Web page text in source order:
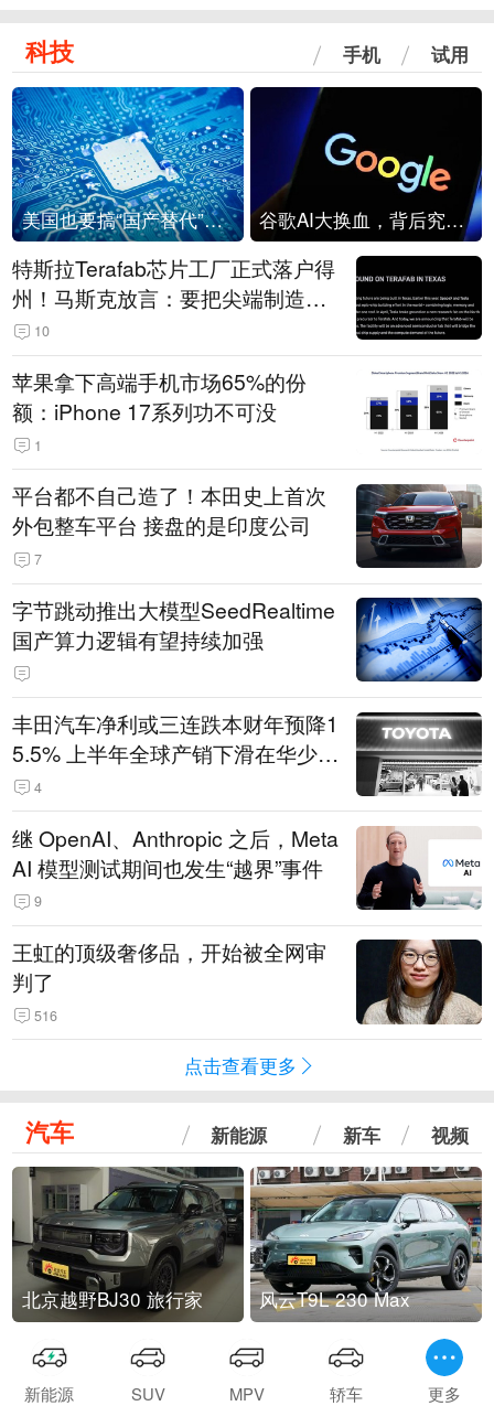
科技 手机 试用
美国也要搞“国产替代”？先算清三笔账 谷歌AI大换血，背后究竟发生了什么？
特斯拉Terafab芯片工厂正式落户得
州！马斯克放言：要把尖端制造带
回美国
10
苹果拿下高端手机市场65%的份
额：iPhone 17系列功不可没
1
平台都不自己造了！本田史上首次
外包整车平台 接盘的是印度公司
7
字节跳动推出大模型SeedRealtime
国产算力逻辑有望持续加强
丰田汽车净利或三连跌本财年预降1
5.5% 上半年全球产销下滑在华少卖
14.3万辆
4
继 OpenAI、Anthropic 之后，Meta
AI 模型测试期间也发生“越界”事件
9
王虹的顶级奢侈品，开始被全网审
判了
516
点击查看更多
汽车 新能源 新车 视频
北京越野BJ30 旅行家 风云T9L 230 Max
新能源 SUV MPV 轿车 更多